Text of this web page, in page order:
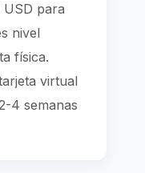
USD para
nivel
física.
virtual
4 semanas